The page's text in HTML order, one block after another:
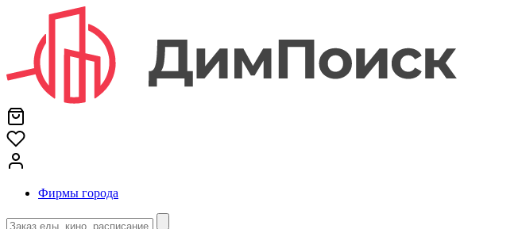
Фирмы города